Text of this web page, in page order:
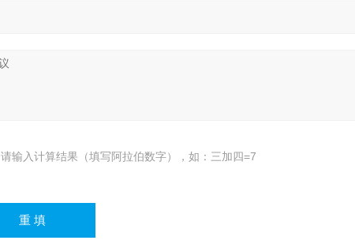
请输入计算结果（填写阿拉伯数字），如：三加四=7